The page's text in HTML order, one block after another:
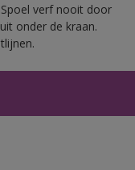
verf nooit door
onder de kraan.